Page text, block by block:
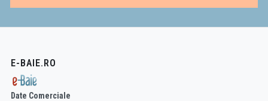
E-BAIE.RO
Date Comerciale